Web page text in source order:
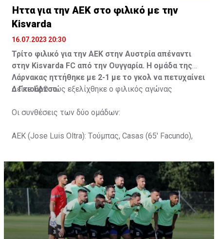
Ήττα για την ΑΕΚ στο φιλικό με την
Kisvarda
16.07.2023 20:30
Τρίτο φιλικό για την ΑΕΚ στην Αυστρία απέναντι
στην Kisvarda FC από την Ουγγαρία. Η ομάδα της
Λάρνακας ηττήθηκε με 2-1 με το γκολ να πετυχαίνει
ο Γκιούρτσο.
ΔείτεΕΔΩπώς εξελίχθηκε ο φιλικός αγώνας
Οι συνθέσεις των δύο ομάδων:
ΑΕΚ (Jose Luis Oltra): Tούμπας, Casas (65' Facundo),
Tomovic), Aνδρέου (65' Angel) , Κωνσταντή (65' Sol),
Τζιωρτζής (65' Faraj), Κατελάρης (65' Milicevic).
Στον πάγκο: Piric, Στυλιανίδης, Tomovic, Καψής, Sol,
Faraj, Lopes, Angel, Milicevic, Pons, Εγγλέζου, Facundo,
Gonzalez, Guyrcso, Μάμας.